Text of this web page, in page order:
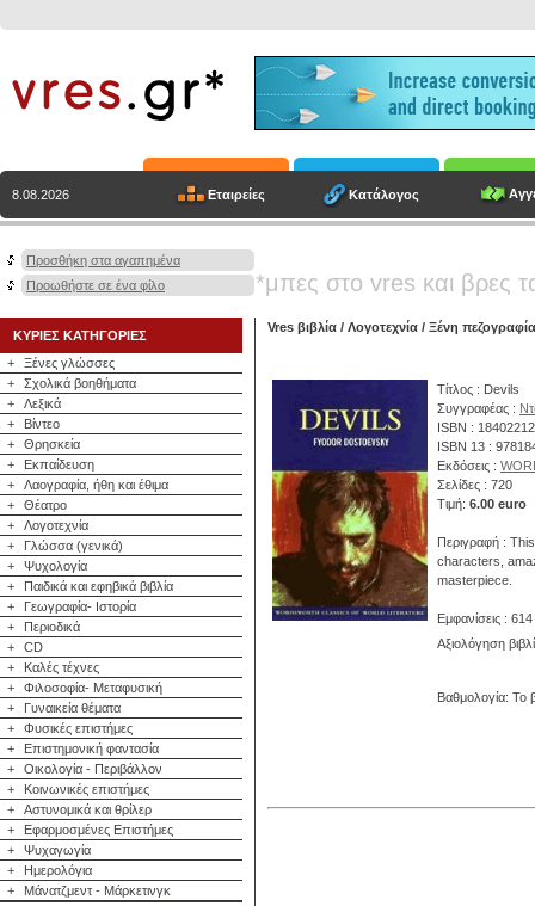
8.08.2026 Εταιρείες Κατάλογος
Προσθήκη στα αγαπημένα
Προωθήστε σε ένα φίλο
*μπες στο vres και βρες
ΚΥΡΙΕΣ ΚΑΤΗΓΟΡΙΕΣ
+
Ξένες γλώσσες
+
Σχολικά βοηθήματα
+
Λεξικά
+
Βίντεο
+
Θρησκεία
+
Εκπαίδευση
+
Λαογραφία, ήθη και έθιμα
+
Θέατρο
+
Λογοτεχνία
+
Γλώσσα (γενικά)
+
Ψυχολογία
+
Παιδικά και εφηβικά βιβλία
+
Γεωγραφία- Ιστορία
+
Περιοδικά
+
CD
+
Καλές τέχνες
+
Φιλοσοφία- Μεταφυσική
+
Γυναικεία θέματα
+
Φυσικές επιστήμες
+
Επιστημονική φαντασία
+
Οικολογία - Περιβάλλον
+
Κοινωνικές επιστήμες
+
Αστυνομικά και θρίλερ
+
Εφαρμοσμένες Επιστήμες
+
Ψυχαγωγία
+
Ημερολόγια
+
Μάνατζμεντ - Μάρκετινγκ
Vres βιβλία / Λογοτεχνία / Ξένη πεζογραφία
Τίτλος : Devils
Συγγραφέας :
ISBN :
ISBN 13 :
Εκδόσεις :
Σελίδες : 720
Τιμή: 6.00 euro
Περιγραφή :
characters,
masterpiece.
Εμφανίσεις : 614
Αξιολόγηση
Βαθμολογία: Το